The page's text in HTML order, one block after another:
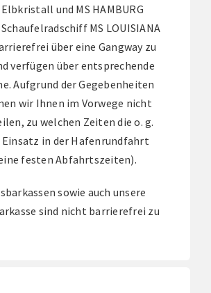
und MS HAMBURG
MS LOUISIANA
über eine Gangway zu
verfügen über entsprechende
Aufgrund der Gegebenheiten
wir Ihnen im Vorwege nicht
zu welchen Zeiten die o. g.
in der Hafenrundfahrt
festen Abfahrtszeiten).
sowie auch unsere
sind nicht barrierefrei zu